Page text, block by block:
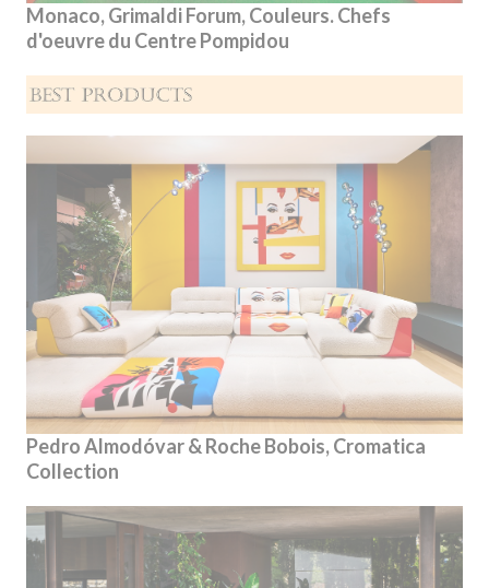
Monaco, Grimaldi Forum, Couleurs. Chefs
d'oeuvre du Centre Pompidou
Pedro Almodóvar & Roche Bobois, Cromatica
Collection